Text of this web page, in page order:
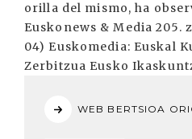
orilla del mismo, ha
Euskonews & Media 205.
04) Euskomedia: Euskal
Zerbitzua Eusko
WEB BERTSIOA